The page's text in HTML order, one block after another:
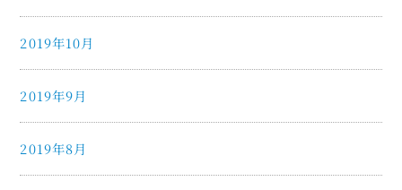
2019年10月
2019年9月
2019年8月